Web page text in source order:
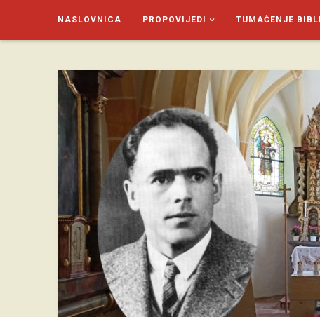
NASLOVNICA PROPOVIJEDI TUMAČENJE
SAGUD.XYZ